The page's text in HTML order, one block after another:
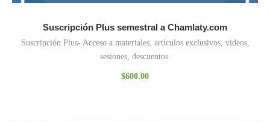
Suscripción Plus semestral a Chamlaty.com
Suscripción Plus- Acceso a materiales, artículos exclusivos, videos,
sesiones, descuentos.
$600.00